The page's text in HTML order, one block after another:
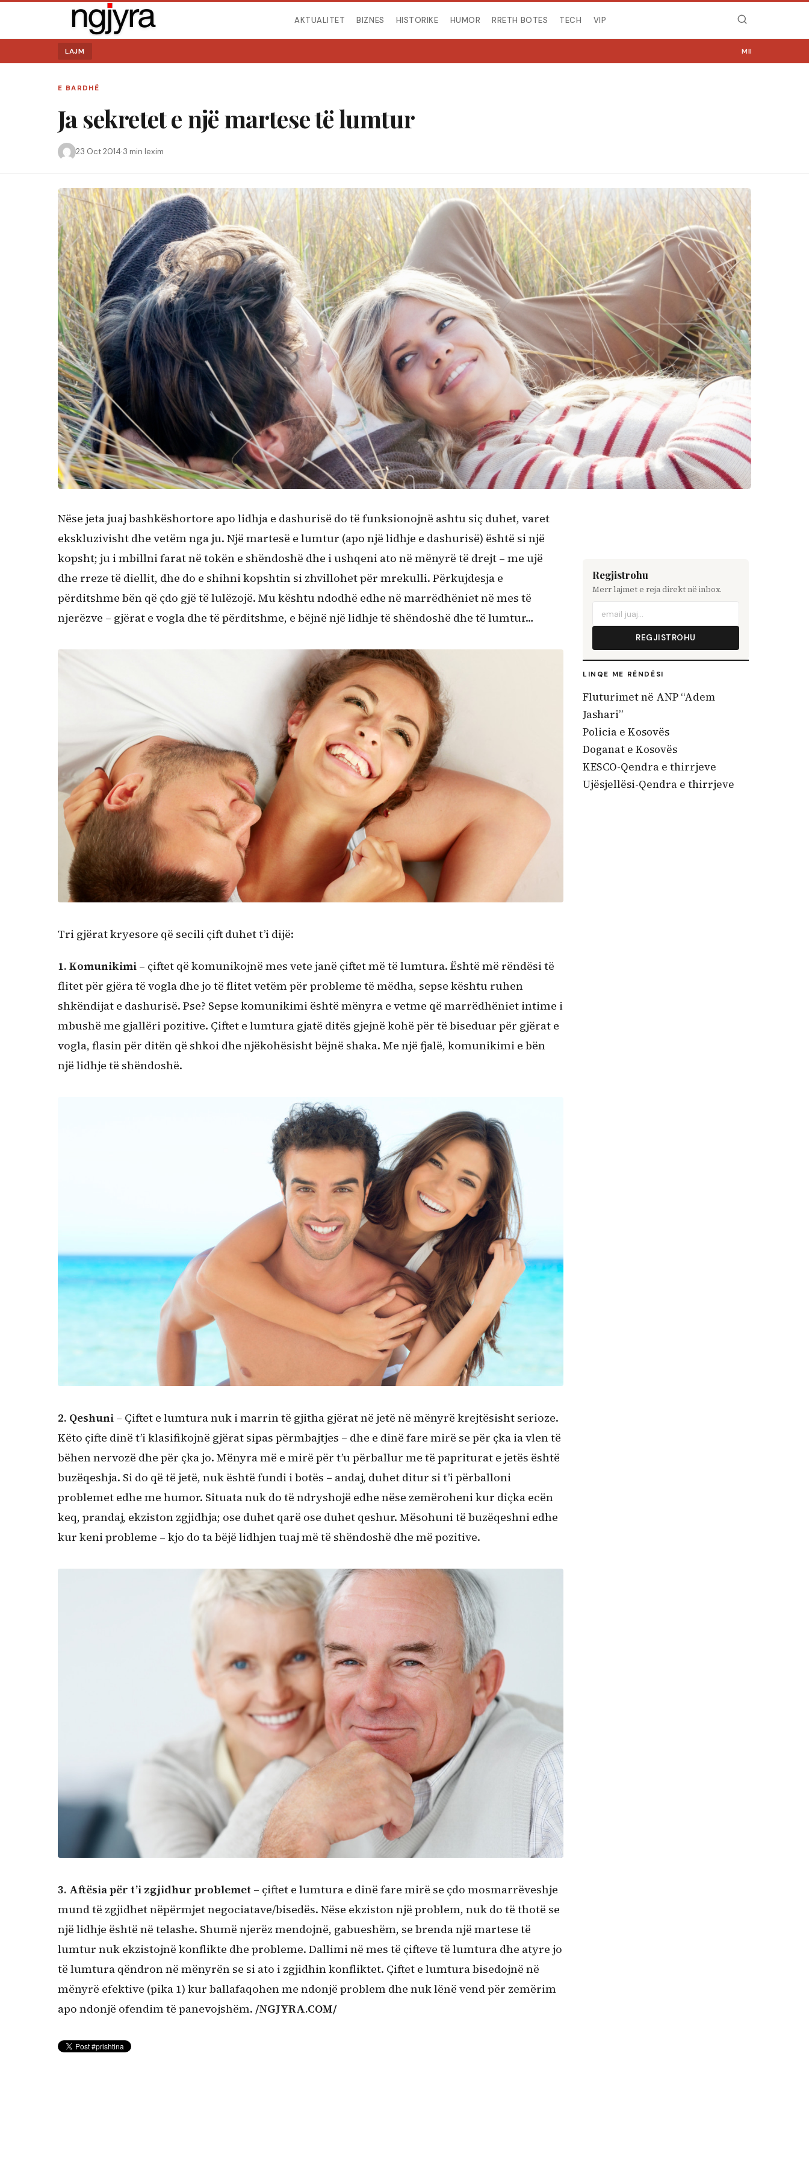
Kërko:
AKTUALITET BIZNES HISTORIKE HUMOR RRETH BOTES TECH VIP
LAJM MIRË SE VINI NË NGJYRA.COM
E BARDHË
Ja sekretet e një martese të lumtur
23 Oct 2014·3 min lexim
Nëse jeta juaj bashkëshortore apo lidhja e dashurisë do të funksionojnë ashtu siç duhet, varet
ekskluzivisht dhe vetëm nga ju. Një martesë e lumtur (apo një lidhje e dashurisë) është si një
kopsht; ju i mbillni farat në tokën e shëndoshë dhe i ushqeni ato në mënyrë të drejt – me ujë
dhe rreze të diellit, dhe do e shihni kopshtin si zhvillohet për mrekulli. Përkujdesja e
përditshme bën që çdo gjë të lulëzojë. Mu kështu ndodhë edhe në marrëdhëniet në mes të
njerëzve – gjërat e vogla dhe të përditshme, e bëjnë një lidhje të shëndoshë dhe të lumtur…
Tri gjërat kryesore që secili çift duhet t’i dijë:
1. Komunikimi – çiftet që komunikojnë mes vete janë çiftet më të lumtura. Është më rëndësi të
flitet për gjëra të vogla dhe jo të flitet vetëm për probleme të mëdha, sepse kështu ruhen
shkëndijat e dashurisë. Pse? Sepse komunikimi është mënyra e vetme që marrëdhëniet intime i
mbushë me gjallëri pozitive. Çiftet e lumtura gjatë ditës gjejnë kohë për të biseduar për gjërat e
vogla, flasin për ditën që shkoi dhe njëkohësisht bëjnë shaka. Me një fjalë, komunikimi e bën
një lidhje të shëndoshë.
2. Qeshuni – Çiftet e lumtura nuk i marrin të gjitha gjërat në jetë në mënyrë krejtësisht serioze.
Këto çifte dinë t’i klasifikojnë gjërat sipas përmbajtjes – dhe e dinë fare mirë se për çka ia vlen të
bëhen nervozë dhe për çka jo. Mënyra më e mirë për t’u përballur me të papriturat e jetës është
buzëqeshja. Si do që të jetë, nuk është fundi i botës – andaj, duhet ditur si t’i përballoni
problemet edhe me humor. Situata nuk do të ndryshojë edhe nëse zemëroheni kur diçka ecën
keq, prandaj, ekziston zgjidhja; ose duhet qarë ose duhet qeshur. Mësohuni të buzëqeshni edhe
kur keni probleme – kjo do ta bëjë lidhjen tuaj më të shëndoshë dhe më pozitive.
3. Aftësia për t’i zgjidhur problemet – çiftet e lumtura e dinë fare mirë se çdo mosmarrëveshje
mund të zgjidhet nëpërmjet negociatave/bisedës. Nëse ekziston një problem, nuk do të thotë se
një lidhje është në telashe. Shumë njerëz mendojnë, gabueshëm, se brenda një martese të
lumtur nuk ekzistojnë konflikte dhe probleme. Dallimi në mes të çifteve të lumtura dhe atyre jo
të lumtura qëndron në mënyrën se si ato i zgjidhin konfliktet. Çiftet e lumtura bisedojnë në
mënyrë efektive (pika 1) kur ballafaqohen me ndonjë problem dhe nuk lënë vend për zemërim
apo ndonjë ofendim të panevojshëm. /NGJYRA.COM/
Regjistrohu
Merr lajmet e reja direkt në inbox.
REGJISTROHU
LINQE ME RËNDËSI
Fluturimet në ANP “Adem
Jashari”
Policia e Kosovës
Doganat e Kosovës
KESCO-Qendra e thirrjeve
Ujësjellësi-Qendra e thirrjeve